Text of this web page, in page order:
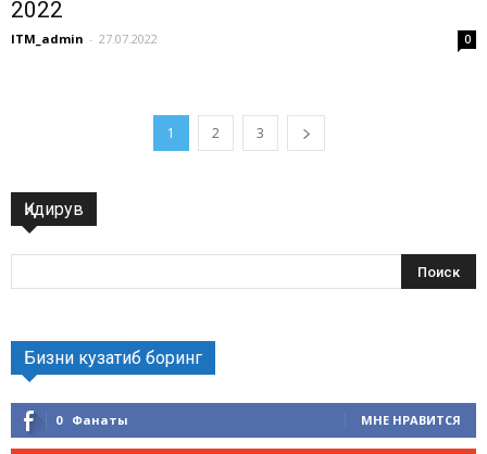
2022
ITM_admin - 27.07.2022 0
1 2 3
Қидирув
Бизни кузатиб боринг
0 Фанаты МНЕ НРАВИТСЯ